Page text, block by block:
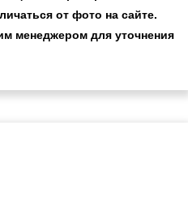
от фото на сайте.
менеджером для уточнения